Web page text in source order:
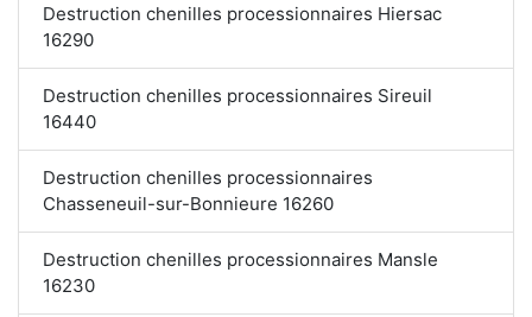
Destruction chenilles processionnaires Hiersac
16290
Destruction chenilles processionnaires Sireuil
16440
Destruction chenilles processionnaires
Chasseneuil-sur-Bonnieure 16260
Destruction chenilles processionnaires Mansle
16230